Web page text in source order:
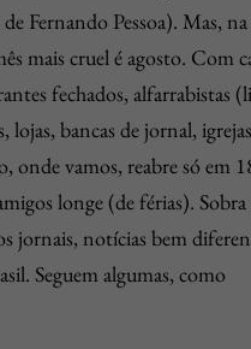
Fernando Pessoa). Mas, na
mais cruel é agosto. Com
fechados, alfarrabistas
lojas, bancas de jornal,
onde vamos, reabre só em
longe (de férias).
jornais, notícias bem
Seguem algumas, como